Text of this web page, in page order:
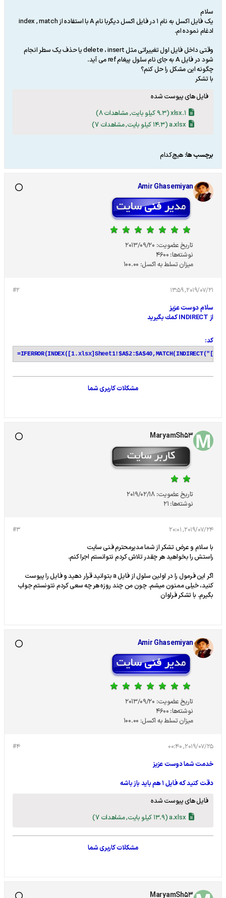
سلام
یک فایل اکسل به نام 1 در فایل اکسل دیگربا نام A با استفاده از index , match
ادغام نموده ام.
وقتی داخل فایل اول تغییراتی مثل delete ، insert یا حذف یک سطر انجام
شود در فایل A به جای نام سلول پیغام ref می آید.
چگونه این مشکل را حل کنم؟
با تشکر
فایل های پیوست شده
1.xlsx
(9.3 کیلو بایت, مشاهدات 8)
a.xlsx(14.3 کیلو بایت, مشاهدات 7)
برچسب ها: هیچ‌کدام
Amir Ghasemiyan
تاریخ عضویت: 2013/09/20
نوشته‌ها: 4600
میزان تسلط به اکسل: 100.00
#2 2019/07/21, 13:59
سلام دوست عزيز
از INDIRECT كمك بگيريد
کد:
مشکلات کاربری شما
MaryamSh53
تاریخ عضویت: 2019/02/18
نوشته‌ها: 21
#3 2019/07/24, 20:01
با سلام و عرض تشکر از شما مدیرمحترم فنی سایت
راستش را بخواهید هر چقدر تلاش کردم نتوانستم اجرا کنم.
اگر این فرمول را در اولین سلول از فایل a بتوانید قرار دهید و فایل را پیوست
کنید، خیلی ممنون میشم. چون من چند روزه هر چه سعی کردم نتونستم جواب
بگیرم. با تشکر فراوان
Amir Ghasemiyan
تاریخ عضویت: 2013/09/20
نوشته‌ها: 4600
میزان تسلط به اکسل: 100.00
#4 2019/07/25, 00:40
خدمت شما دوست عزیز
دقت کنید که فایل ۱ هم باید باز باشه
فایل های پیوست شده
a.xlsx(13.9 کیلو بایت, مشاهدات 7)
مشکلات کاربری شما
MaryamSh53